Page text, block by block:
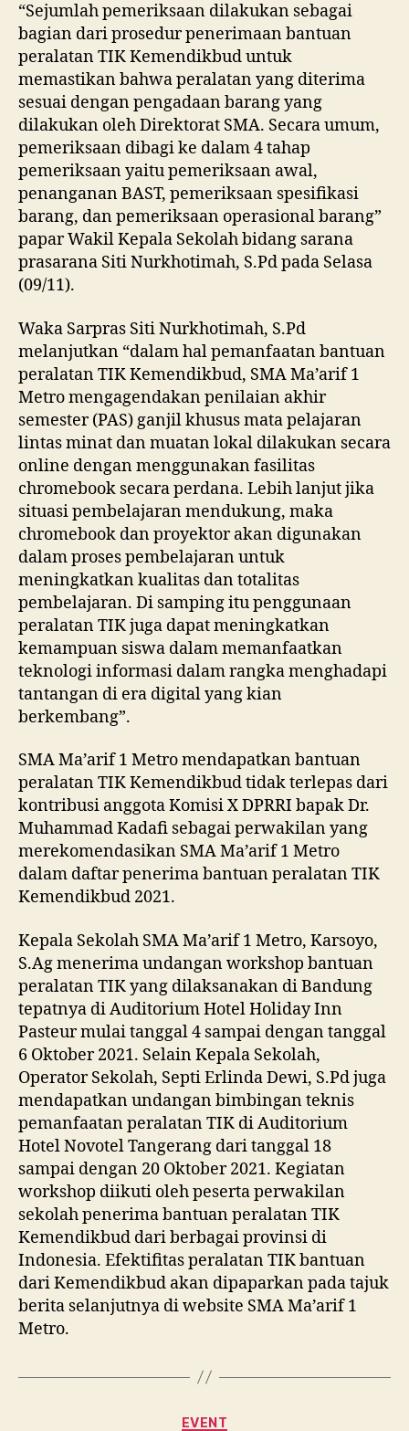
“Sejumlah pemeriksaan dilakukan sebagai
bagian dari prosedur penerimaan bantuan
peralatan TIK Kemendikbud untuk
memastikan bahwa peralatan yang diterima
sesuai dengan pengadaan barang yang
dilakukan oleh Direktorat SMA. Secara umum,
pemeriksaan dibagi ke dalam 4 tahap
pemeriksaan yaitu pemeriksaan awal,
penanganan BAST, pemeriksaan spesifikasi
barang, dan pemeriksaan operasional barang”
papar Wakil Kepala Sekolah bidang sarana
prasarana Siti Nurkhotimah, S.Pd pada Selasa
(09/11).
Waka Sarpras Siti Nurkhotimah, S.Pd
melanjutkan “dalam hal pemanfaatan bantuan
peralatan TIK Kemendikbud, SMA Ma’arif 1
Metro mengagendakan penilaian akhir
semester (PAS) ganjil khusus mata pelajaran
lintas minat dan muatan lokal dilakukan secara
online dengan menggunakan fasilitas
chromebook secara perdana. Lebih lanjut jika
situasi pembelajaran mendukung, maka
chromebook dan proyektor akan digunakan
dalam proses pembelajaran untuk
meningkatkan kualitas dan totalitas
pembelajaran. Di samping itu penggunaan
peralatan TIK juga dapat meningkatkan
kemampuan siswa dalam memanfaatkan
teknologi informasi dalam rangka menghadapi
tantangan di era digital yang kian
berkembang”.
SMA Ma’arif 1 Metro mendapatkan bantuan
peralatan TIK Kemendikbud tidak terlepas dari
kontribusi anggota Komisi X DPRRI bapak Dr.
Muhammad Kadafi sebagai perwakilan yang
merekomendasikan SMA Ma’arif 1 Metro
dalam daftar penerima bantuan peralatan TIK
Kemendikbud 2021.
Kepala Sekolah SMA Ma’arif 1 Metro, Karsoyo,
S.Ag menerima undangan workshop bantuan
peralatan TIK yang dilaksanakan di Bandung
tepatnya di Auditorium Hotel Holiday Inn
Pasteur mulai tanggal 4 sampai dengan tanggal
6 Oktober 2021. Selain Kepala Sekolah,
Operator Sekolah, Septi Erlinda Dewi, S.Pd juga
mendapatkan undangan bimbingan teknis
pemanfaatan peralatan TIK di Auditorium
Hotel Novotel Tangerang dari tanggal 18
sampai dengan 20 Oktober 2021. Kegiatan
workshop diikuti oleh peserta perwakilan
sekolah penerima bantuan peralatan TIK
Kemendikbud dari berbagai provinsi di
Indonesia. Efektifitas peralatan TIK bantuan
dari Kemendikbud akan dipaparkan pada tajuk
berita selanjutnya di website SMA Ma’arif 1
Metro.
Kategori
EVENT